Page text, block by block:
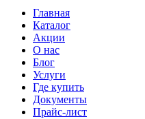
Главная
Каталог
Акции
О нас
Блог
Услуги
Где купить
Документы
Прайс-лист